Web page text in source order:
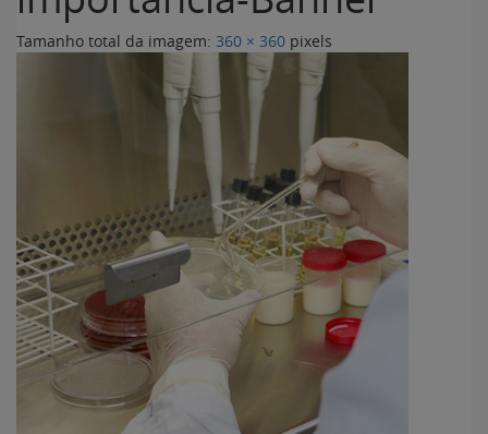
Tamanho total da imagem: 360 × 360 pixels